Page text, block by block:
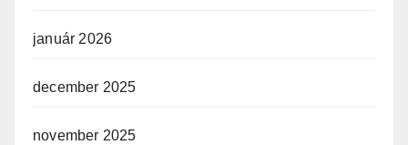
január 2026
december 2025
november 2025